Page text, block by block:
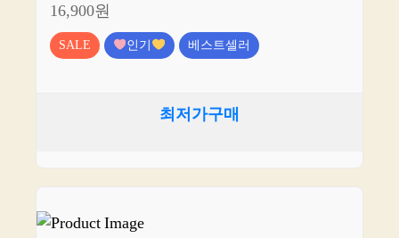
16,900원
SALE 인기 베스트셀러
최저가구매